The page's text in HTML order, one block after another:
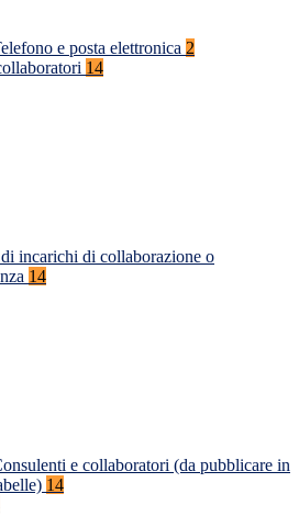
e posta elettronica 2
14
incarichi di collaborazione o
14
e collaboratori (da pubblicare in
14